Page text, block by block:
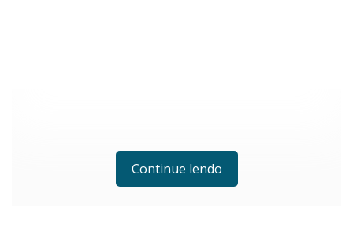
Continue lendo